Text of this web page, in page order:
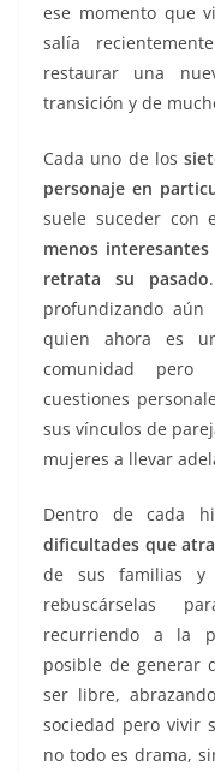
ese momento que
salía
restaurar una
transición y de
Cada uno de los
personaje en
suele suceder con
menos
retrata su pasado
profundizando
quien ahora es
comunidad pero
cuestiones
sus vínculos de
mujeres a llevar
Dentro de cada
dificultades que
de sus familias
rebuscárselas
recurriendo a la
posible de generar
ser libre,
sociedad pero vivir
no todo es drama,